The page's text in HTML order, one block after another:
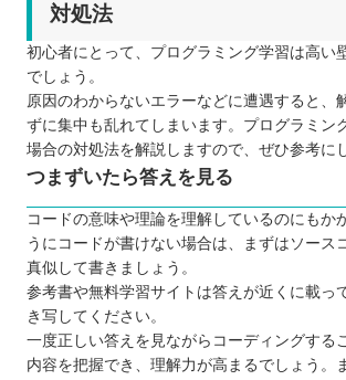
対処法
初心者にとって、プログラミング学習は高い
でしょう。
原因のわからないエラーなどに遭遇すると、
ずに集中も乱れてしまいます。プログラミン
場合の対処法を解説しますので、ぜひ参考に
つまずいたら答えを見る
コードの意味や理論を理解しているのにもか
うにコードが書けない場合は、まずはソース
真似して書きましょう。
参考書や無料学習サイトは答えが近くに載っ
き写してください。
一度正しい答えを見ながらコーディングする
内容を把握でき、理解力が高まるでしょう。